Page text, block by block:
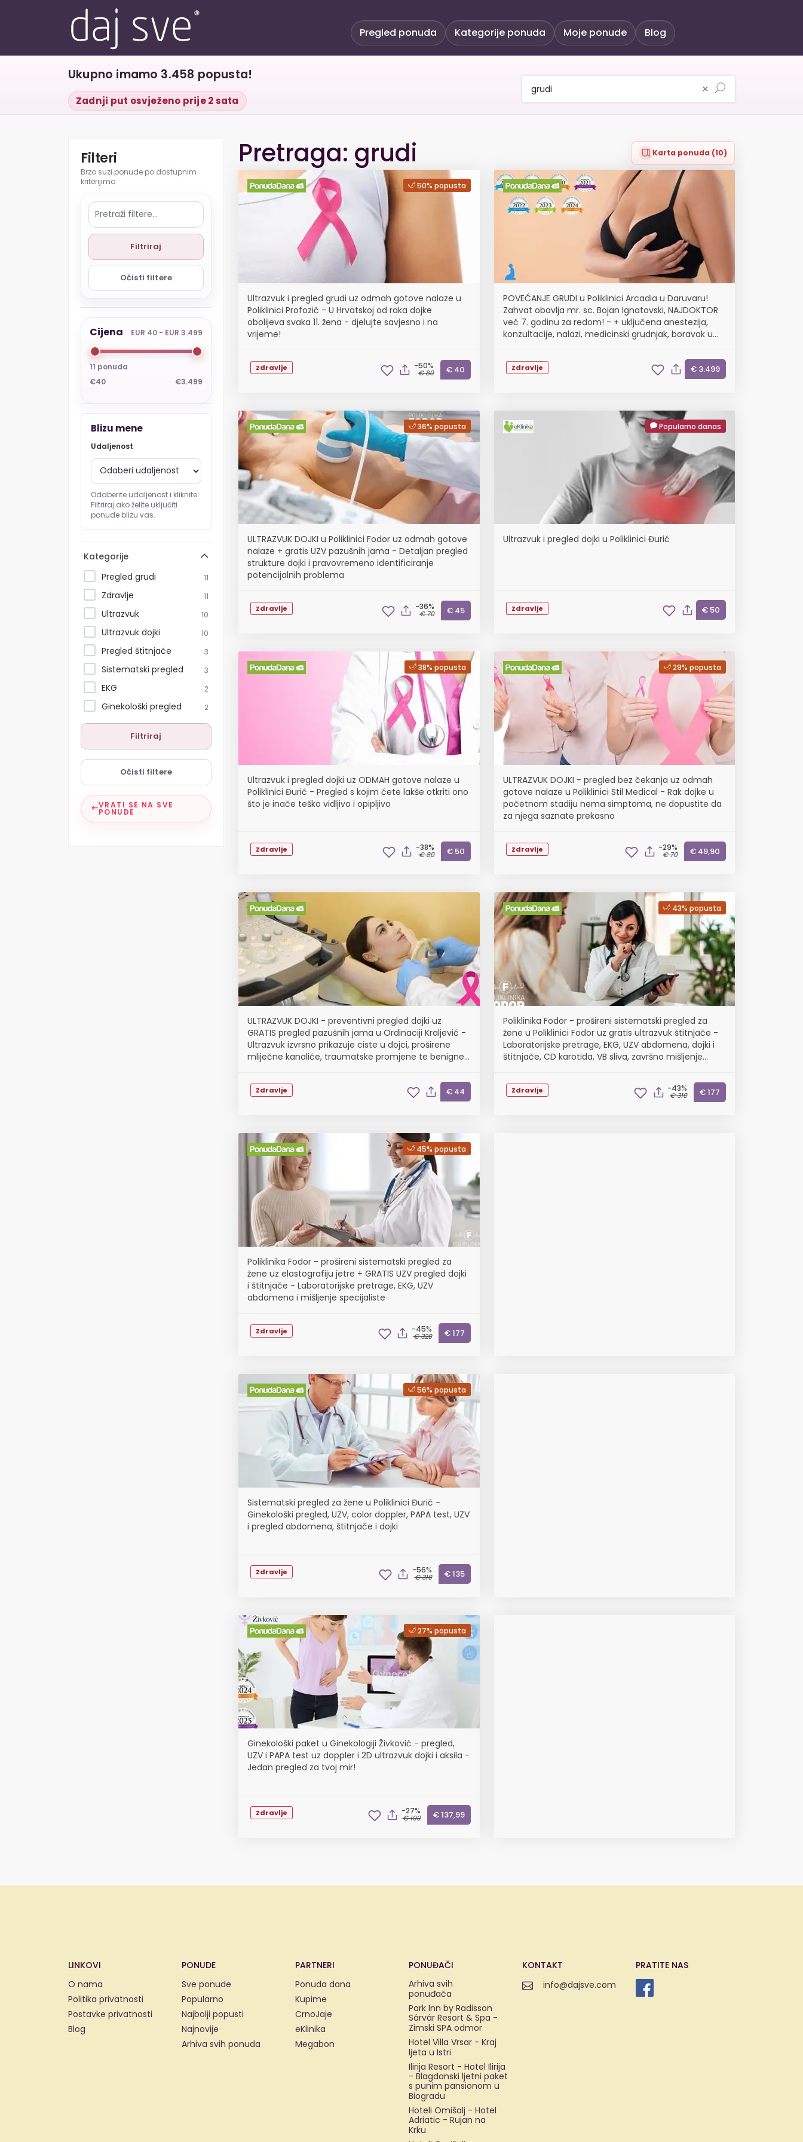
Pregled ponuda Kategorije ponuda Moje ponude Blog
Ukupno imamo 3.458 popusta!
Zadnji put osvježeno prije 2 sata
×
Filteri
Filtriraj
Očisti filtere
Cijena EUR 40 - EUR 3.499
11 ponuda
€40
€3.499
Blizu mene
Udaljenost
Odaberite udaljenost i kliknite
Filtriraj ako želite uključiti
ponude blizu vas.
Kategorije
Pregled grudi
11
Zdravlje 11
Ultrazvuk 10
Ultrazvuk dojki 10
Pregled štitnjače 3
Sistematski pregled 3
EKG 2
Ginekološki pregled 2
Filtriraj
Očisti filtere
VRATI SE NA SVE
PONUDE
Pretraga: grudi Karta ponuda (10)
50% popusta
Ultrazvuk i pregled grudi uz odmah gotove nalaze u
Poliklinici Profozić - U Hrvatskoj od raka dojke
obolijeva svaka 11. žena - djelujte savjesno i na
vrijeme!
Zdravlje -50%
€ 80 € 40
POVEĆANJE GRUDI u Poliklinici Arcadia u Daruvaru!
Zahvat obavlja mr. sc. Bojan Ignatovski, NAJDOKTOR
već 7. godinu za redom! - + uključena anestezija,
konzultacije, nalazi, medicinski grudnjak, boravak u
Zdravlje € 3.499
36% popusta
ULTRAZVUK DOJKI u Poliklinici Fodor uz odmah gotove
nalaze + gratis UZV pazušnih jama - Detaljan pregled
strukture dojki i pravovremeno identificiranje
potencijalnih problema
Zdravlje -36%
€ 70 € 45
Popularno danas
Ultrazvuk i pregled dojki u Poliklinici Đurić
Zdravlje € 50
38% popusta
Ultrazvuk i pregled dojki uz ODMAH gotove nalaze u
Poliklinici Đurić - Pregled s kojim ćete lakše otkriti ono
što je inače teško vidljivo i opipljivo
Zdravlje -38%
€ 80 € 50
29% popusta
ULTRAZVUK DOJKI - pregled bez čekanja uz odmah
gotove nalaze u Poliklinici Stil Medical - Rak dojke u
početnom stadiju nema simptoma, ne dopustite da
za njega saznate prekasno
Zdravlje -29%
€ 70 € 49,90
ULTRAZVUK DOJKI - preventivni pregled dojki uz
GRATIS pregled pazušnih jama u Ordinaciji Kraljević -
Ultrazvuk izvrsno prikazuje ciste u dojci, proširene
mliječne kanaliće, traumatske promjene te benigne i
Zdravlje € 44
43% popusta
Poliklinika Fodor - prošireni sistematski pregled za
žene u Poliklinici Fodor uz gratis ultrazvuk štitnjače -
Laboratorijske pretrage, EKG, UZV abdomena, dojki i
štitnjače, CD karotida, VB sliva, završno mišljenje
Zdravlje -43%
€ 310 € 177
45% popusta
Poliklinika Fodor - prošireni sistematski pregled za
žene uz elastografiju jetre + GRATIS UZV pregled dojki
i štitnjače - Laboratorijske pretrage, EKG, UZV
abdomena i mišljenje specijaliste
Zdravlje -45%
€ 320 € 177
56% popusta
Sistematski pregled za žene u Poliklinici Đurić -
Ginekološki pregled, UZV, color doppler, PAPA test, UZV
i pregled abdomena, štitnjače i dojki
Zdravlje -56%
€ 310 € 135
27% popusta
Ginekološki paket u Ginekologiji Živković - pregled,
UZV i PAPA test uz doppler i 2D ultrazvuk dojki i aksila -
Jedan pregled za tvoj mir!
Zdravlje -27%
€ 190 € 137,99
LINKOVI
O nama
Politika privatnosti
Postavke privatnosti
Blog
PONUDE
Sve ponude
Popularno
Najbolji popusti
Najnovije
Arhiva svih ponuda
PARTNERI
Ponuda dana
Kupime
CrnoJaje
eKlinika
Megabon
PONUĐAČI
Arhiva svih
ponuđača
Park Inn by Radisson
Sárvár Resort & Spa -
Zimski SPA odmor
Hotel Villa Vrsar - Kraj
ljeta u Istri
Ilirija Resort - Hotel Ilirija
- Blagdanski ljetni paket
s punim pansionom u
Biogradu
Hoteli Omišalj - Hotel
Adriatic - Rujan na
Krku
KONTAKT
info@dajsve.com
PRATITE NAS